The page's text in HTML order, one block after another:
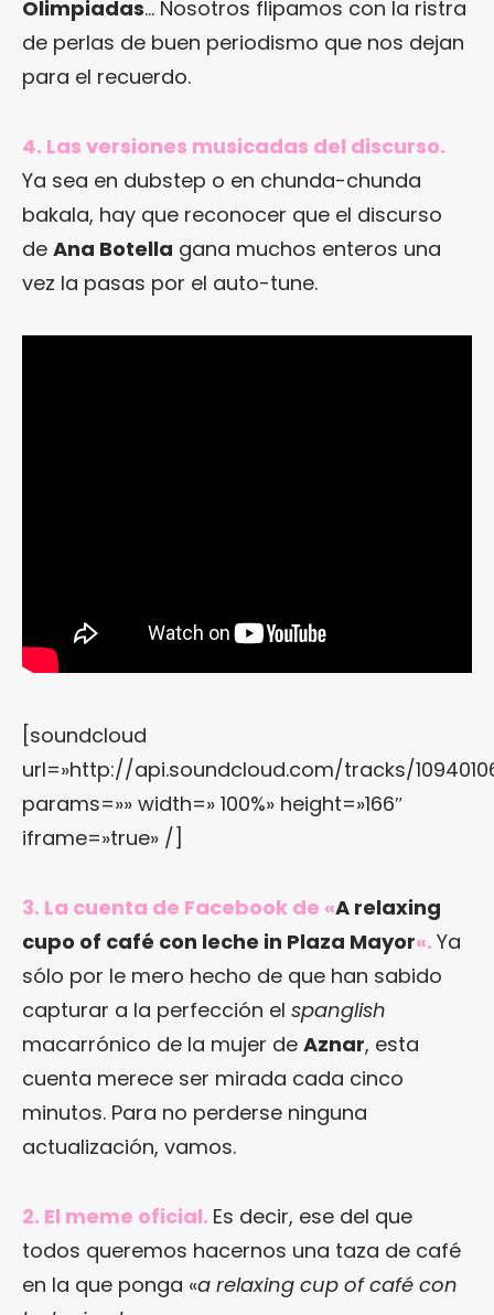
Olimpiadas… Nosotros flipamos con la ristra
de perlas de buen periodismo que nos dejan
para el recuerdo.
4. Las versiones musicadas del discurso.
Ya sea en dubstep o en chunda-chunda
bakala, hay que reconocer que el discurso
de Ana Botella gana muchos enteros una
vez la pasas por el auto-tune.
[soundcloud
url=»http://api.soundcloud.com/tracks/
params=»» width=» 100%» height=»166″
iframe=»true» /]
3. La cuenta de Facebook de «A relaxing
cupo of café con leche in Plaza Mayor«. Ya
sólo por le mero hecho de que han sabido
capturar a la perfección el spanglish
macarrónico de la mujer de Aznar, esta
cuenta merece ser mirada cada cinco
minutos. Para no perderse ninguna
actualización, vamos.
2. El meme oficial. Es decir, ese del que
todos queremos hacernos una taza de café
en la que ponga «a relaxing cup of café con